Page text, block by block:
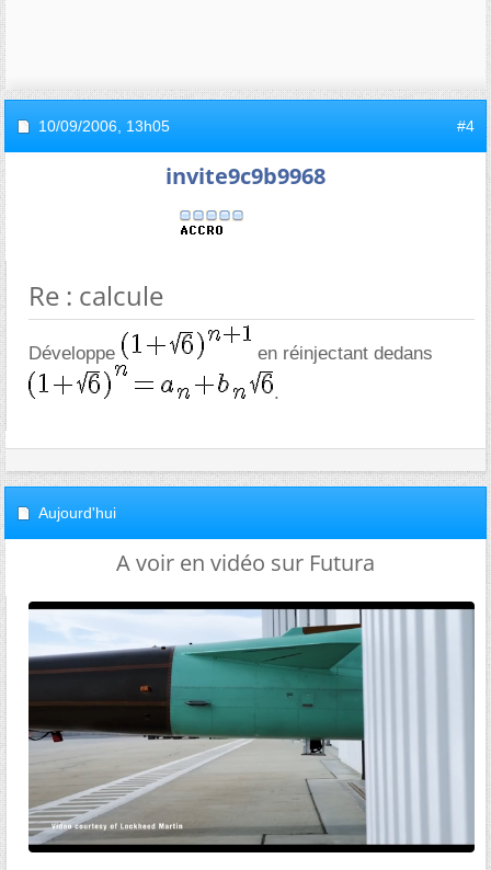
10/09/2006, 13h05 #4
invite9c9b9968
Re : calcule
Développe
en réinjectant dedans
.
Aujourd'hui
A voir en vidéo sur Futura